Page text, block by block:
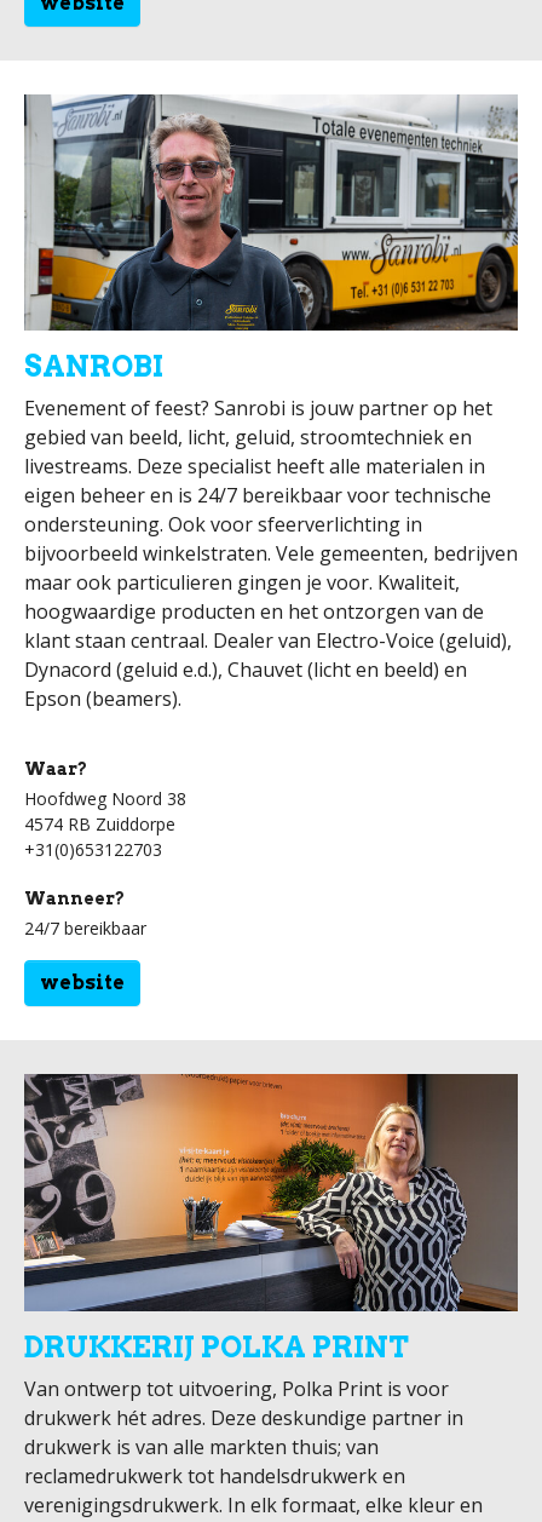
SANROBI
Evenement of feest? Sanrobi is jouw partner op het
gebied van beeld, licht, geluid, stroomtechniek en
livestreams. Deze specialist heeft alle materialen in
eigen beheer en is 24/7 bereikbaar voor technische
ondersteuning. Ook voor sfeerverlichting in
bijvoorbeeld winkelstraten. Vele gemeenten, bedrijven
maar ook particulieren gingen je voor. Kwaliteit,
hoogwaardige producten en het ontzorgen van de
klant staan centraal. Dealer van Electro-Voice (geluid),
Dynacord (geluid e.d.), Chauvet (licht en beeld) en
Epson (beamers).
Waar?
Hoofdweg Noord 38
4574 RB Zuiddorpe
+31(0)653122703
Wanneer?
24/7 bereikbaar
website
DRUKKERIJ POLKA PRINT
Van ontwerp tot uitvoering, Polka Print is voor
drukwerk hét adres. Deze deskundige partner in
drukwerk is van alle markten thuis; van
reclamedrukwerk tot handelsdrukwerk en
verenigingsdrukwerk. In elk formaat, elke kleur en